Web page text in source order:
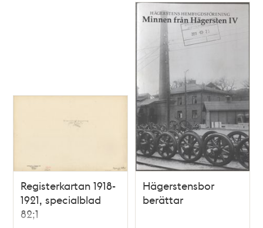
Registerkartan 1918-
1921, specialblad
82;1
Hägerstensbor
berättar